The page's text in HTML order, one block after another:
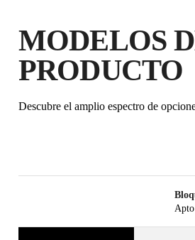
MODELOS
PRODUCTO
Descubre el amplio espectro de
Apto